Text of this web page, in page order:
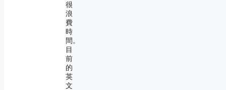
很
浪
費
時
間。
目
前
的
英
文